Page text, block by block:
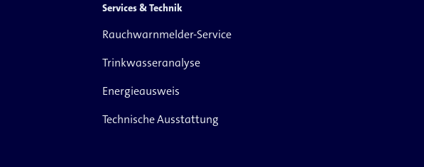
Services & Technik
Rauchwarnmelder-Service
Trinkwasseranalyse
Energieausweis
Technische Ausstattung